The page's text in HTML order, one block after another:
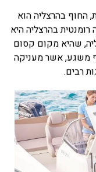
החוף בהרצליה הוא
רומנטית בהרצליה היא
שהיא מקום קסום
משגע, אשר מעניקה
רבים.